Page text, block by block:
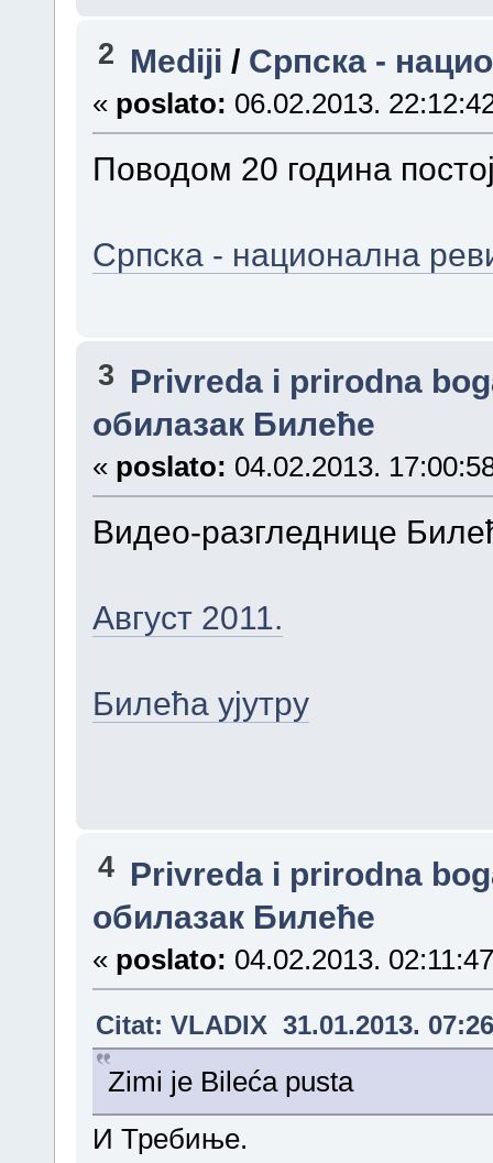
2 Mediji / Српска -
« poslato: 06.02.2013.
Поводом 20 година
Српска - национална
3 Privreda i prirodna
обилазак Билеће
« poslato: 04.02.2013.
Видео-разгледнице
Август 2011.
Билећа ујутру
4 Privreda i prirodna
обилазак Билеће
« poslato: 04.02.2013.
Citat: VLADIX 31.01.2013.
Zimi je Bileća pusta
И Требиње.